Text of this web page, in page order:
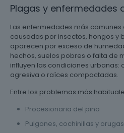
Plagas y enfermedades
Las enfermedades más comunes
causadas por insectos, hongos y
aparecen por exceso de
hechos, suelos pobres o falta de
influyen las condiciones urbanas:
agresiva o raíces compactadas.
Entre los problemas más
Procesionaria del pino
Pulgones, cochinillas y orugas